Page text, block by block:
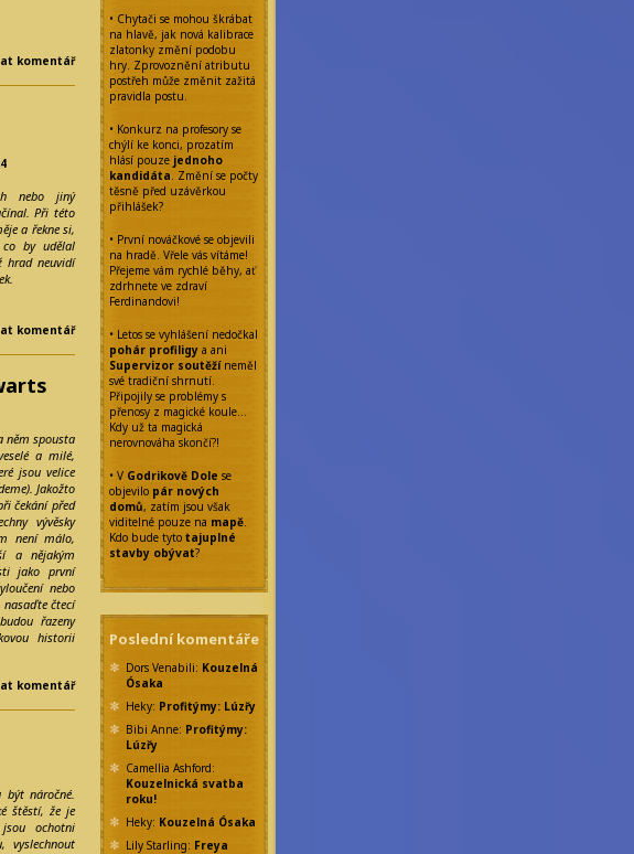
komentář
nebo jiný
Při této
a řekne si,
by udělal
hrad neuvidí
komentář
něm spousta
a milé,
jsou velice
Jakožto
čekání před
vývěsky
není málo,
a nějakým
jako první
nebo
nasaďte čtecí
řazeny
historii
komentář
náročné.
štěstí, že je
ochotni
vyslechnout
• Chytači se mohou škrábat
na hlavě, jak nová kalibrace
zlatonky změní podobu
hry. Zprovoznění atributu
postřeh může změnit zažitá
pravidla postu.
• Konkurz na profesory se
chýlí ke konci, prozatím
hlásí pouze jednoho
kandidáta. Změní se počty
těsně před uzávěrkou
přihlášek?
• První nováčkové se objevili
na hradě. Vřele vás vítáme!
Přejeme vám rychlé běhy, ať
zdrhnete ve zdraví
Ferdinandovi!
• Letos se vyhlášení nedočkal
pohár profiligy a ani
Supervizor soutěžíneměl
své tradiční shrnutí.
Připojily se problémy s
přenosy z magické koule…
Kdy už ta magická
nerovnováha skončí?!
• V Godrikově Dole se
objevilo pár nových
domů, zatím jsou však
viditelné pouze na mapě.
Kdo bude tyto tajuplné
stavby obývat?
Poslední komentáře
Dors Venabili: Kouzelná
Ósaka
Heky: Profitýmy: Lúzřy
Bibi Anne: Profitýmy:
Lúzřy
Camellia Ashford:
Kouzelnická svatba
roku!
Heky: Kouzelná Ósaka
Lily Starling: Freya